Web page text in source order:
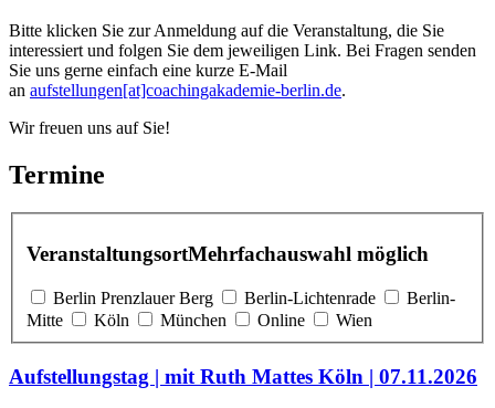
Bitte klicken Sie zur Anmeldung auf die Veranstaltung, die Sie
interessiert und folgen Sie dem jeweiligen Link. Bei Fragen senden
Sie uns gerne einfach eine kurze E-Mail
an aufstellungen[at]coachingakademie-berlin.de.
Wir freuen uns auf Sie!
Termine
VeranstaltungsortMehrfachauswahl möglich
Berlin Prenzlauer Berg Berlin-Lichtenrade
Berlin-
Mitte
Köln München Online Wien
Aufstellungstag | mit Ruth Mattes Köln | 07.11.2026